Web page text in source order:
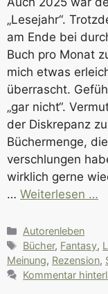
„Lesejahr“.
am Ende bei
Buch pro Monat
mich etwas
überrascht.
„gar nicht“.
der Diskrepanz
Büchermenge,
verschlungen
wirklich gerne
… Weiterlesen …
Kategorien
Autorenleben
Schlagwörter
Bücher, Fantasy,
Meinung, Rezension,
Kommentar